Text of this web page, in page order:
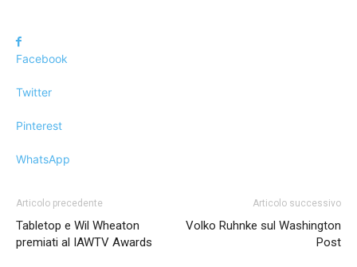
Facebook
Twitter
Pinterest
WhatsApp
Articolo precedente
Tabletop e Wil Wheaton
premiati al IAWTV Awards
Articolo successivo
Volko Ruhnke sul Washington
Post